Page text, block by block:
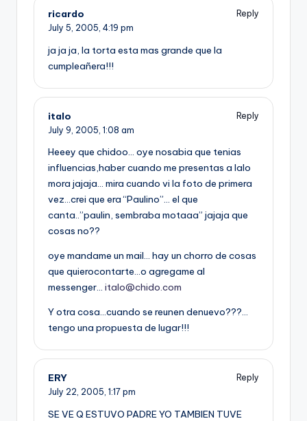
ricardo
Reply
July 5, 2005, 4:19 pm
ja ja ja, la torta esta mas grande que la
cumpleañera!!!
italo
Reply
July 9, 2005, 1:08 am
Heeey que chidoo… oye nosabia que tenias
influencias,haber cuando me presentas a lalo
mora jajaja… mira cuando vi la foto de primera
vez…crei que era “Paulino”… el que
canta..”paulin, sembraba motaaa” jajaja que
cosas no??
oye mandame un mail… hay un chorro de cosas
que quierocontarte…o agregame al
messenger… italo@chido.com
Y otra cosa…cuando se reunen denuevo???…
tengo una propuesta de lugar!!!
ERY
Reply
July 22, 2005, 1:17 pm
SE VE Q ESTUVO PADRE YO TAMBIEN TUVE